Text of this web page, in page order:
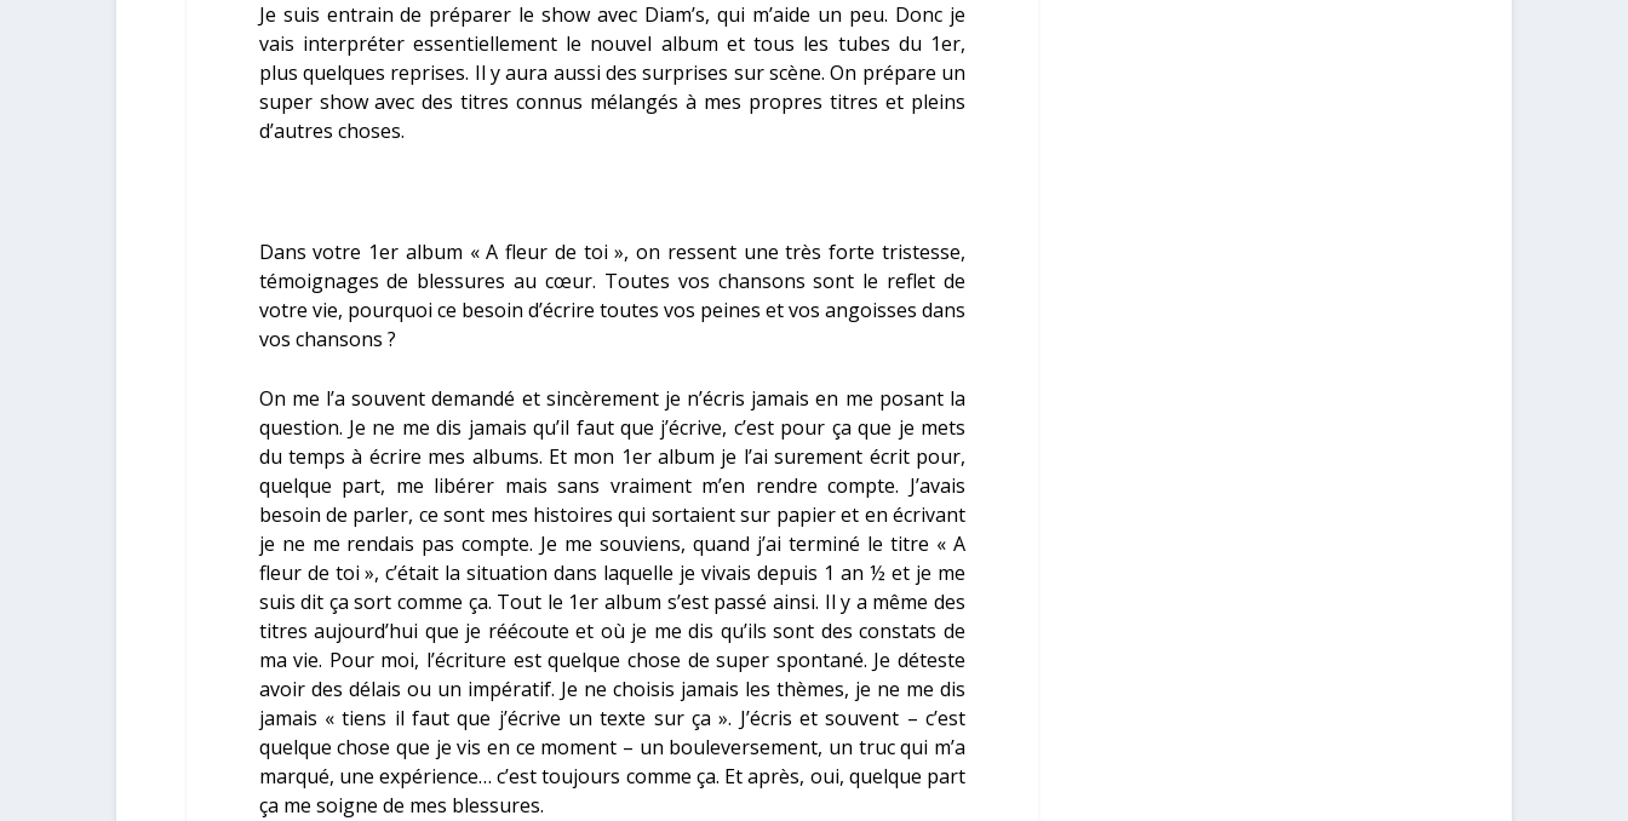
Je suis entrain de préparer le show avec Diam’s, qui m’aide un peu. Donc je
vais interpréter essentiellement le nouvel album et tous les tubes du 1er,
plus quelques reprises. Il y aura aussi des surprises sur scène. On prépare un
super show avec des titres connus mélangés à mes propres titres et pleins
d’autres choses.
Dans votre 1er album « A fleur de toi », on ressent une très forte tristesse,
témoignages de blessures au cœur. Toutes vos chansons sont le reflet de
votre vie, pourquoi ce besoin d’écrire toutes vos peines et vos angoisses dans
vos chansons ?
On me l’a souvent demandé et sincèrement je n’écris jamais en me posant la
question. Je ne me dis jamais qu’il faut que j’écrive, c’est pour ça que je mets
du temps à écrire mes albums. Et mon 1eralbum je l’ai surement écrit pour,
quelque part, me libérer mais sans vraiment m’en rendre compte. J’avais
besoin de parler, ce sont mes histoires qui sortaient sur papier et en écrivant
je ne me rendais pas compte. Je me souviens, quand j’ai terminé le titre « A
fleur de toi », c’était la situation dans laquelle je vivais depuis 1 an ½ et je me
suis dit ça sort comme ça. Tout le 1er album s’est passé ainsi. Il y a même des
titres aujourd’hui que je réécoute et où je me dis qu’ils sont des constats de
ma vie. Pour moi, l’écriture est quelque chose de super spontané. Je déteste
avoir des délais ou un impératif. Je ne choisis jamais les thèmes, je ne me dis
jamais «tiens il faut que j’écrive un texte sur ça ». J’écris et souvent – c’est
quelque chose que je vis en ce moment – un bouleversement, un truc qui m’a
marqué, une expérience… c’est toujours comme ça. Et après, oui, quelque part
ça me soigne de mes blessures.